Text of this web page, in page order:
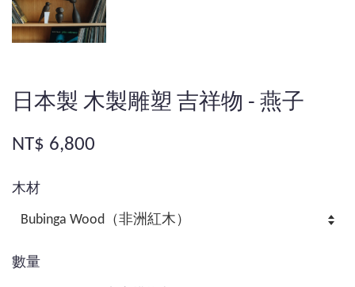
日本製 木製雕塑 吉祥物 - 燕子
NT$ 6,800
木材
數量